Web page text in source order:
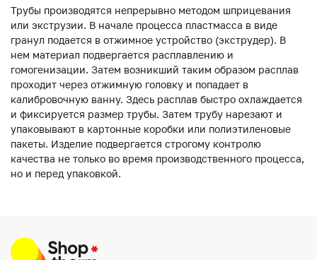
Трубы производятся непрерывно методом шприцевания
или экструзии. В начале процесса пластмасса в виде
гранул подается в отжимное устройство (экструдер). В
нем материал подвергается расплавлению и
гомогенизации. Затем возникший таким образом расплав
проходит через отжимную головку и попадает в
калибровочную ванну. Здесь расплав быстро охлаждается
и фиксируется размер трубы. Затем трубу нарезают и
упаковывают в картонные коробки или полиэтиленовые
пакеты. Изделие подвергается строгому контролю
качества не только во время производственного процесса,
но и перед упаковкой.